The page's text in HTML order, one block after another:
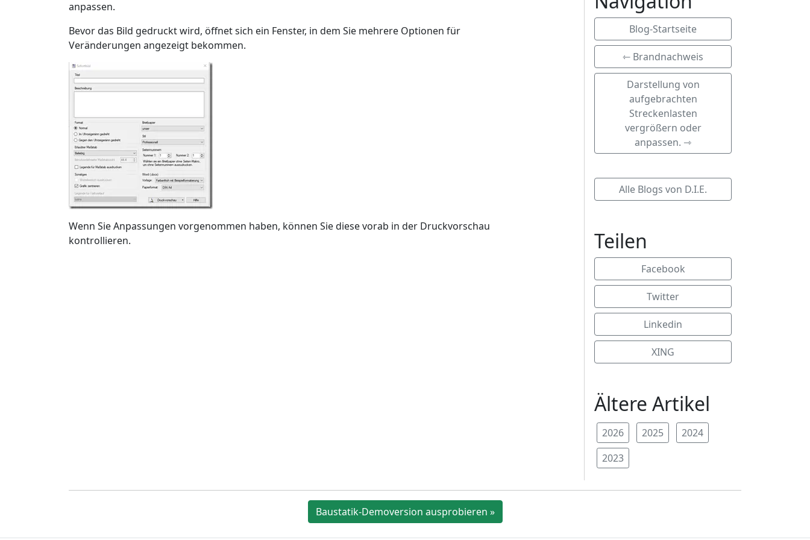
anpassen.
Bevor das Bild gedruckt wird, öffnet sich ein Fenster, in dem Sie mehrere Optionen für
Veränderungen angezeigt bekommen.
Wenn Sie Anpassungen vorgenommen haben, können Sie diese vorab in der Druckvorschau
kontrollieren.
Blog-Startseite
⇽ Brandnachweis
Darstellung von
aufgebrachten
Streckenlasten
vergrößern oder
anpassen. ⇾
Alle Blogs von D.I.E.
Teilen
Facebook
Twitter
Linkedin
XING
Ältere Artikel
2026 2025
2024
2023
Baustatik-Demoversion ausprobieren »